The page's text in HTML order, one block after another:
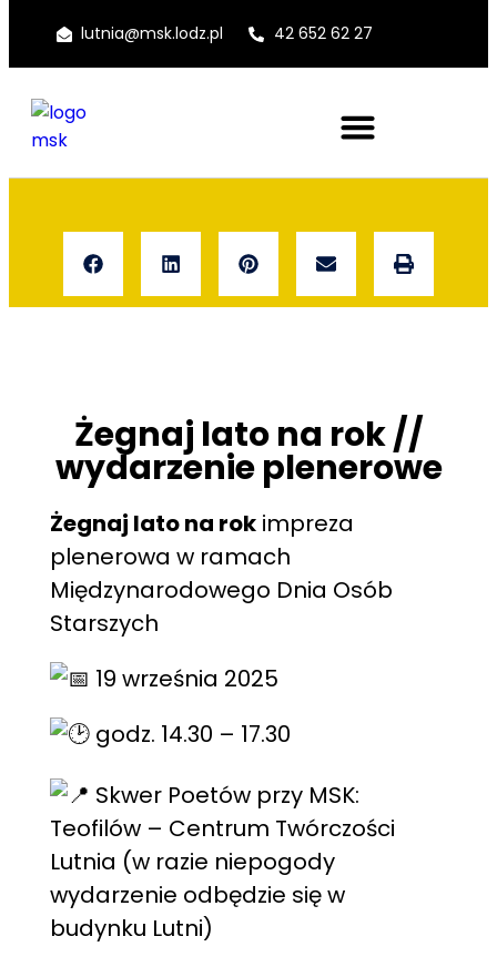
lutnia@msk.lodz.pl 42 652 62 27
Żegnaj lato na rok //
wydarzenie plenerowe
Żegnaj lato na rok impreza
plenerowa w ramach
Międzynarodowego Dnia Osób
Starszych
19 września 2025
godz. 14.30 – 17.30
Skwer Poetów przy MSK:
Teofilów – Centrum Twórczości
Lutnia (w razie niepogody
wydarzenie odbędzie się w
budynku Lutni)